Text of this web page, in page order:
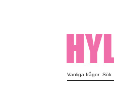
Vanliga frågor Sök